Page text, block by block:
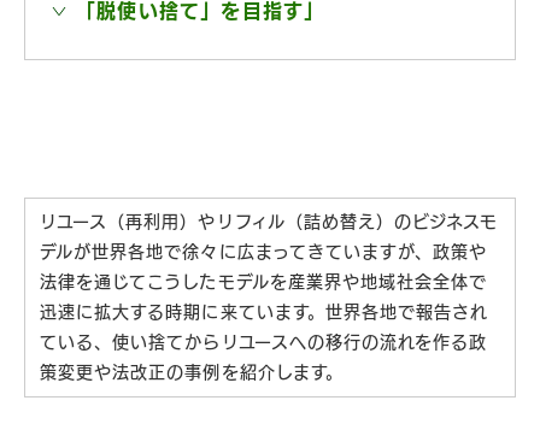
「脱使い捨て」を目指す」
リユース（再利用）やリフィル（詰め替え）のビジネスモ
デルが世界各地で徐々に広まってきていますが、政策や
法律を通じてこうしたモデルを産業界や地域社会全体で
迅速に拡大する時期に来ています。世界各地で報告され
ている、使い捨てからリユースへの移行の流れを作る政
策変更や法改正の事例を紹介します。